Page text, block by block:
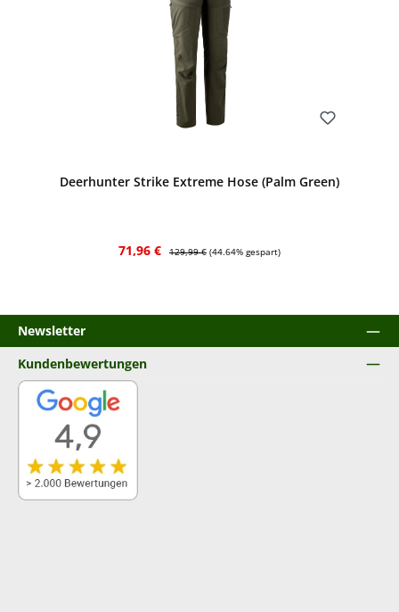
Deerhunter Strike Extreme Hose (Palm Green)
Verkaufspreis:
71,96 € Regulärer Preis:
129,99 € (44.64% gespart)
Newsletter
Kundenbewertungen